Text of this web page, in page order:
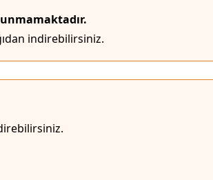
indirebilirsiniz.